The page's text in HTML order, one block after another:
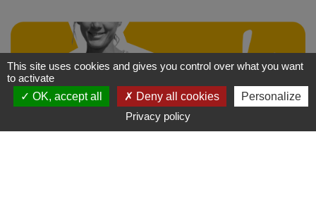
Contact S'y rendre
This site uses cookies and gives you control over what you want
to activate
OK, accept all
Deny all cookies
Personalize
Privacy policy